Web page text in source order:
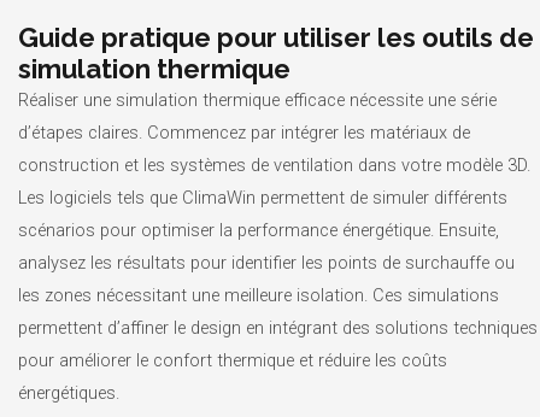
Guide pratique pour utiliser les outils de
simulation thermique
Réaliser une simulation thermique efficace nécessite une série
d’étapes claires. Commencez par intégrer les matériaux de
construction et les systèmes de ventilation dans votre modèle 3D.
Les logiciels tels que ClimaWin permettent de simuler différents
scénarios pour optimiser la performance énergétique. Ensuite,
analysez les résultats pour identifier les points de surchauffe ou
les zones nécessitant une meilleure isolation. Ces simulations
permettent d’affiner le design en intégrant des solutions techniques
pour améliorer le confort thermique et réduire les coûts
énergétiques.